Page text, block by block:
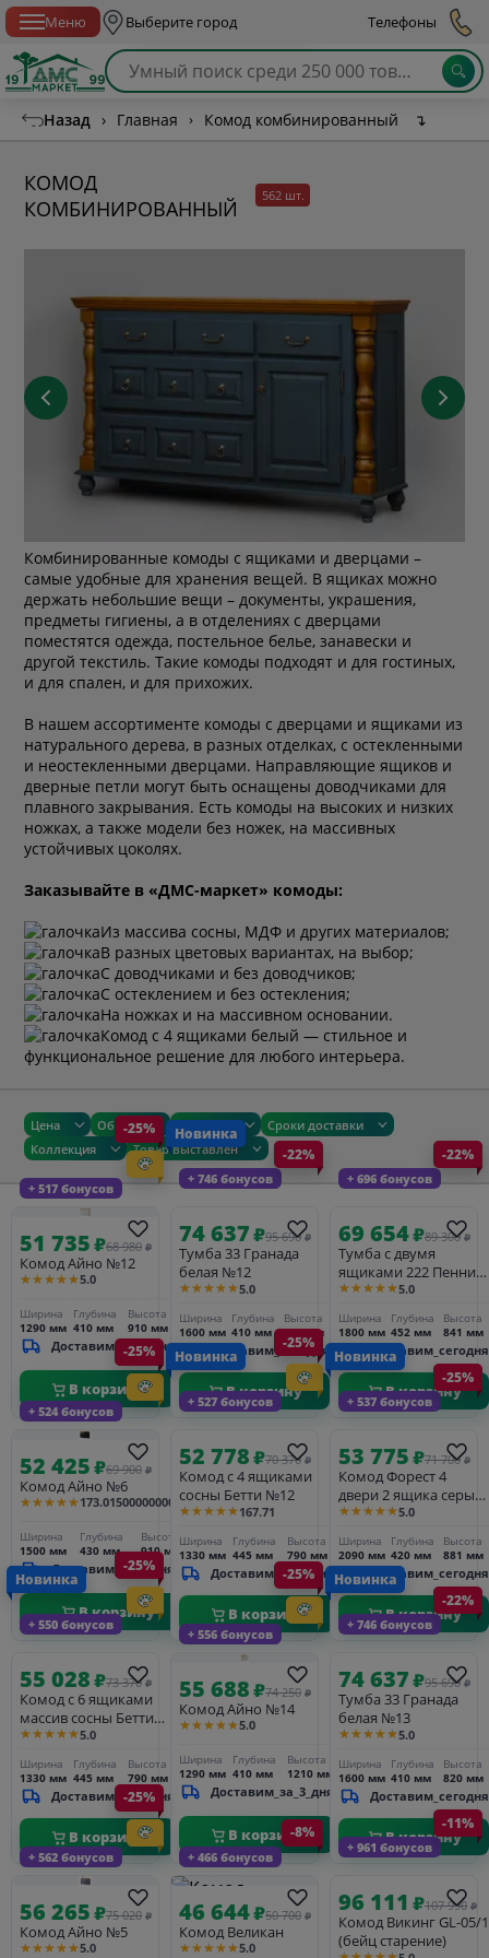
Меню Выберите город Телефоны
Назад › Главная › Комод комбинированный ↴
КОМОД
КОМБИНИРОВАННЫЙ
562 шт.
Комбинированные комоды с ящиками и дверцами –
самые удобные для хранения вещей. В ящиках можно
держать небольшие вещи – документы, украшения,
предметы гигиены, а в отделениях с дверцами
поместятся одежда, постельное белье, занавески и
другой текстиль. Такие комоды подходят и для гостиных,
и для спален, и для прихожих.
В нашем ассортименте комоды с дверцами и ящиками из
натурального дерева, в разных отделках, с остекленными
и неостекленными дверцами. Направляющие ящиков и
дверные петли могут быть оснащены доводчиками для
плавного закрывания. Есть комоды на высоких и низких
ножках, а также модели без ножек, на массивных
устойчивых цоколях.
Заказывайте в «ДМС-маркет» комоды:
Из массива сосны, МДФ и других материалов;
В разных цветовых вариантах, на выбор;
С доводчиками и без доводчиков;
С остеклением и без остекления;
На ножках и на массивном основании.
Комод с 4 ящиками белый — стильное и
функциональное решение для любого интерьера.
Цена Общие Размеры
Сроки доставки
Коллекция
Товар выставлен
+ 517 бонусов
-25%
51 735₽68 980 ₽
Комод Айно №12
★★★★★5.0
Ширина
1290 мм
Глубина
410 мм
Высота
910 мм
Доставим_за_3_дня
В корзину
+ 746 бонусов
Новинка
-22%
74 637₽95 690 ₽
Тумба 33 Гранада
белая №12
★★★★★5.0
Ширина
1600 мм
Глубина
410 мм
Высота
820 мм
Доставим_сегодня
В корзину
+ 696 бонусов
-22%
69 654₽89 300 ₽
Тумба с двумя
ящиками 222 Пенни
черный сапфир/
★★★★★5.0
Ширина
1800 мм
Глубина
452 мм
Высота
841 мм
Доставим_сегодня
В корзину
+ 524 бонусов
-25%
52 425₽69 900 ₽
Комод Айно №6
★★★★★173.01500000000001
Ширина
1500 мм
Глубина
430 мм
Высота
910 мм
Доставим_за_3_дня
В корзину
+ 527 бонусов
Новинка
-25%
52 778₽70 370 ₽
Комод с 4 ящиками
сосны Бетти №12
★★★★★167.71
Ширина
1330 мм
Глубина
445 мм
Высота
790 мм
Доставим_за_3_дня
В корзину
+ 537 бонусов
Новинка
-25%
53 775₽71 700 ₽
Комод Форест 4
двери 2 ящика серый
7012/бейц-масло
★★★★★5.0
Ширина
2090 мм
Глубина
420 мм
Высота
881 мм
Доставим_сегодня
В корзину
+ 550 бонусов
Новинка
-25%
55 028₽73 370 ₽
Комод с 6 ящиками
массив сосны Бетти
№13
★★★★★5.0
Ширина
1330 мм
Глубина
445 мм
Высота
790 мм
Доставим_за_3_дня
В корзину
+ 556 бонусов
-25%
55 688₽74 250 ₽
Комод Айно №14
★★★★★5.0
Ширина
1290 мм
Глубина
410 мм
Высота
1210 мм
Доставим_за_3_дня
В корзину
+ 746 бонусов
Новинка
-22%
74 637₽95 690 ₽
Тумба 33 Гранада
белая №13
★★★★★5.0
Ширина
1600 мм
Глубина
410 мм
Высота
820 мм
Доставим_сегодня
В корзину
+ 562 бонусов
-25%
56 265₽75 020 ₽
Комод Айно №5
★★★★★5.0
+ 466 бонусов
-8%
46 644₽50 700 ₽
Комод Великан
★★★★★5.0
+ 961 бонусов
-11%
96 111 ₽107 990 ₽
Комод Викинг GL-05/1
(бейц старение)